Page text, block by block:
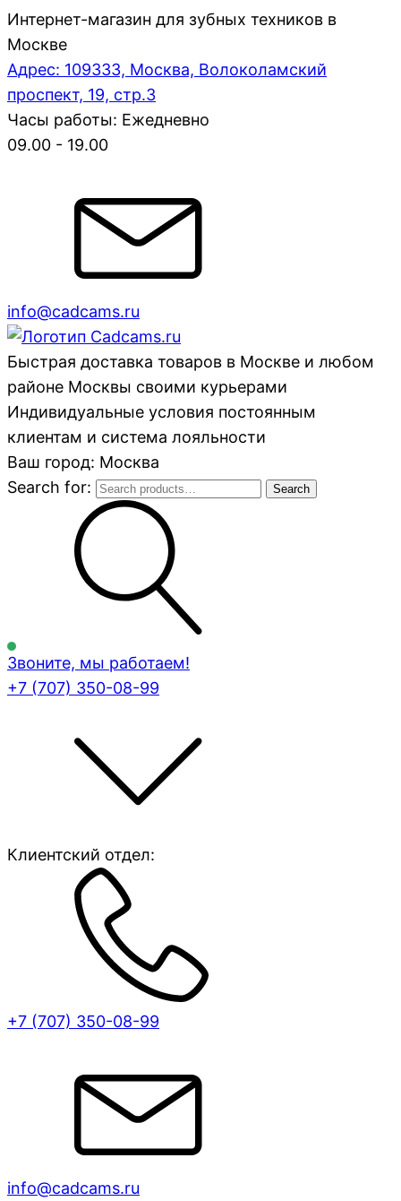
Интернет-магазин для зубных техников в
Москве
Адрес: 109333, Москва, Волоколамский
проспект, 19, стр.3
Часы работы: Ежедневно
09.00 - 19.00
info@cadcams.ru
Быстрая доставка товаров в Москве и любом
районе Москвы своими курьерами
Индивидуальные условия постоянным
клиентам и система лояльности
Ваш город: Москва
Search for:
Search
Звоните, мы работаем!
+7 (707) 350-08-99
Клиентский отдел:
+7 (707) 350-08-99
info@cadcams.ru